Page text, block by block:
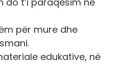
për mure dhe
edukative, në